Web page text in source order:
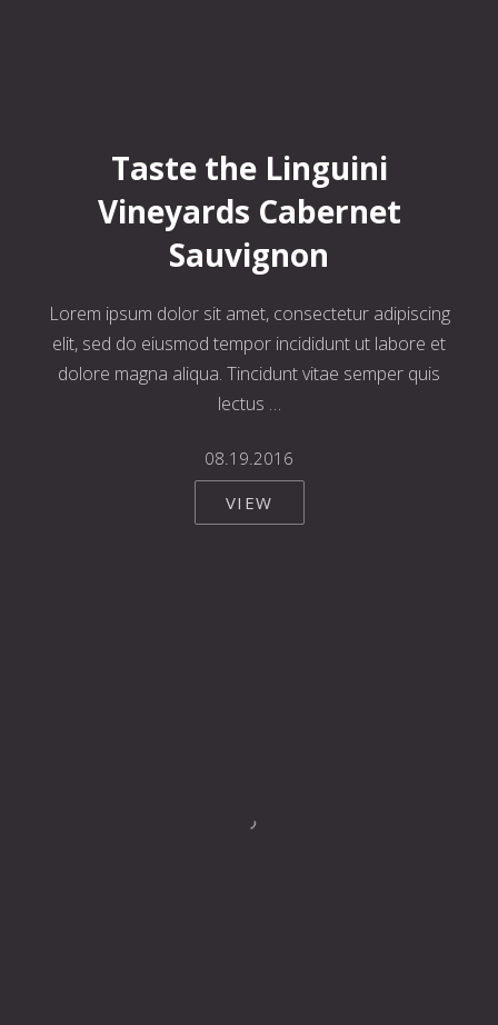
Taste the Linguini
Vineyards Cabernet
Sauvignon
Lorem ipsum dolor sit amet, consectetur adipiscing
elit, sed do eiusmod tempor incididunt ut labore et
dolore magna aliqua. Tincidunt vitae semper quis
lectus …
08.19.2016
VIEW